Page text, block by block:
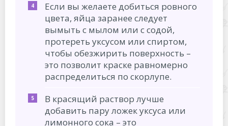
Если вы желаете добиться ровного
цвета, яйца заранее следует
вымыть с мылом или с содой,
протереть уксусом или спиртом,
чтобы обезжирить поверхность –
это позволит краске равномерно
распределиться по скорлупе.
В красящий раствор лучше
добавить пару ложек уксуса или
лимонного сока – это